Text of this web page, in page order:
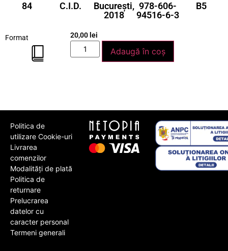
84 C.I.D.
București,
2018
978-606-
94516-6-3
B5
Format 20,00 lei
Adaugă în coș
Politica de
utilizare Cookie-uri
Livrarea
comenzilor
Modalități de plată
Politica de
returnare
Prelucrarea
datelor cu
caracter personal
Termeni generali